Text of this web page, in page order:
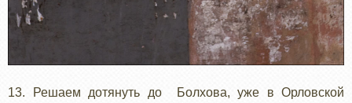
13. Решаем дотянуть до Болхова, уже в Орловской